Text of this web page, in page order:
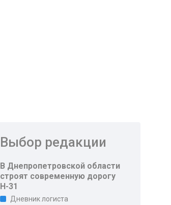
Выбор редакции
В Днепропетровской области
строят современную дорогу
Н-31
Дневник логиста